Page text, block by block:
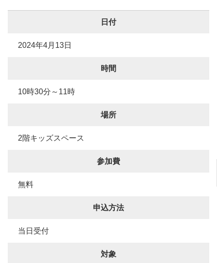
日付
2024年4月13日
時間
10時30分～11時
場所
2階キッズスペース
参加費
無料
申込方法
当日受付
対象